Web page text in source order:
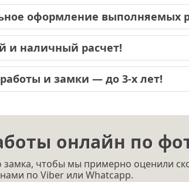
оформление выполняемых
и наличный расчет!
и замки — до 3-х лет!
онлайн по
чтобы мы примерно оценили
по Viber или Whatcapp.